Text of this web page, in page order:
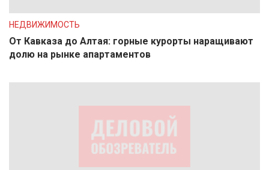
НЕДВИЖИМОСТЬ
От Кавказа до Алтая: горные курорты наращивают
долю на рынке апартаментов